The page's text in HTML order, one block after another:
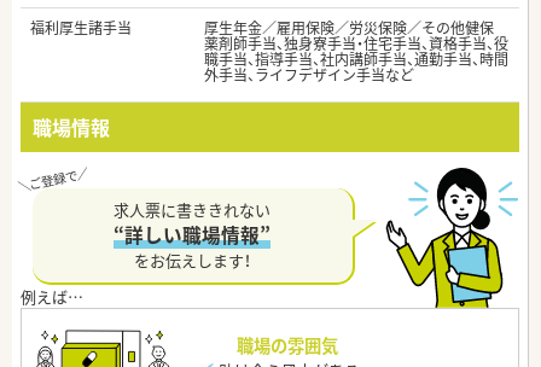
福利厚生諸手当
厚生年金／雇用保険／労災保険／その他健保
薬剤師手当、独身寮手当・住宅手当、資格手当、役
職手当、指導手当、社内講師手当、通勤手当、時間
外手当、ライフデザイン手当など
職場情報
求人票に書ききれない
“詳しい職場情報”
をお伝えします！
職場の雰囲気